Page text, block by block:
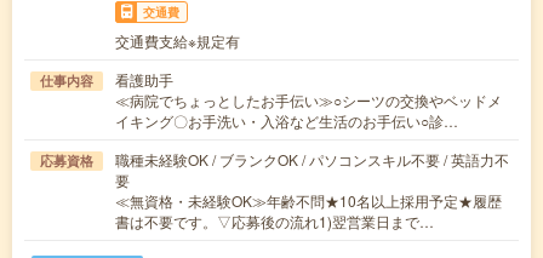
交通費
交通費支給※規定有
仕事内容
看護助手
≪病院でちょっとしたお手伝い≫○シーツの交換やベッドメ
イキング〇お手洗い・入浴など生活のお手伝い○診…
応募資格
職種未経験OK / ブランクOK / パソコンスキル不要 / 英語力不
要
≪無資格・未経験OK≫年齢不問★10名以上採用予定★履歴
書は不要です。▽応募後の流れ1)翌営業日まで…